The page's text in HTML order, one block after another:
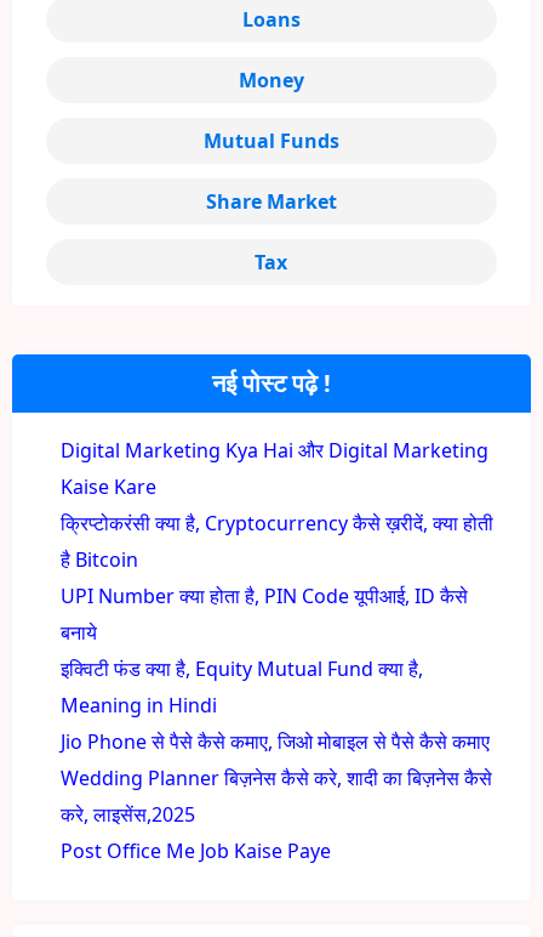
नई पोस्ट पढ़े !
Digital Marketing Kya Hai और Digital Marketing
Kaise Kare
क्रिप्टोकरंसी क्या है, Cryptocurrency कैसे ख़रीदें, क्या होती
है Bitcoin
UPI Number क्या होता है, PIN Code यूपीआई, ID कैसे
बनाये
इक्विटी फंड क्या है, Equity Mutual Fund क्या है,
Meaning in Hindi
Jio Phone से पैसे कैसे कमाए, जिओ मोबाइल से पैसे कैसे कमाए
Wedding Planner बिज़नेस कैसे करे, शादी का बिज़नेस कैसे
करे, लाइसेंस,2025
Post Office Me Job Kaise Paye
Loans
Money
Mutual Funds
Share Market
Tax